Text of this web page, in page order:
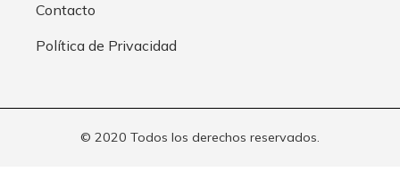
Contacto
Política de Privacidad
© 2020 Todos los derechos reservados.